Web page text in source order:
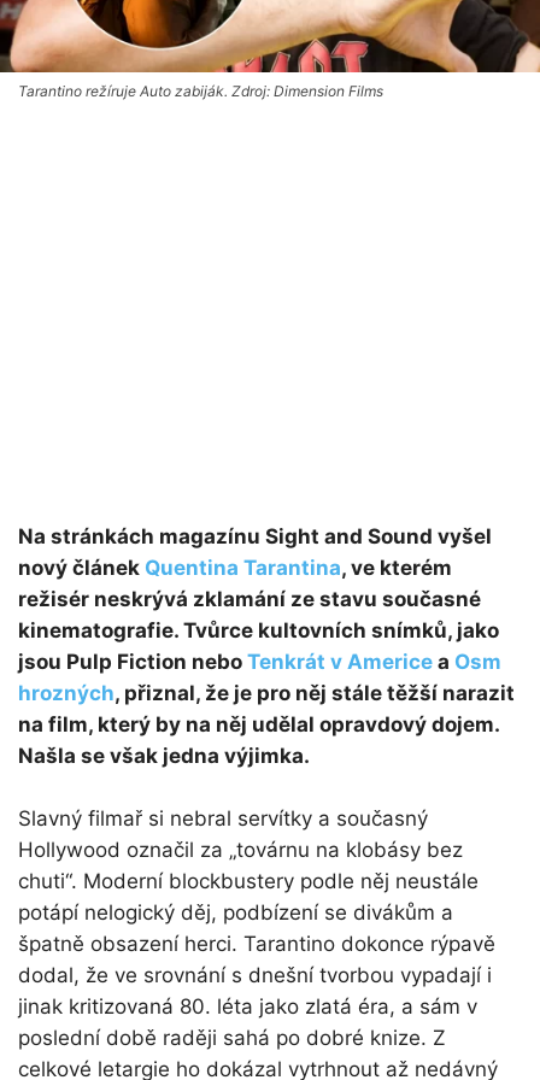
Tarantino režíruje Auto zabiják. Zdroj: Dimension Films
Na stránkách magazínu Sight and Sound vyšel
nový článek Quentina Tarantina, ve kterém
režisér neskrývá zklamání ze stavu současné
kinematografie. Tvůrce kultovních snímků, jako
jsou Pulp Fiction nebo Tenkrát v Americe a Osm
hrozných, přiznal, že je pro něj stále těžší narazit
na film, který by na něj udělal opravdový dojem.
Našla se však jedna výjimka.
Slavný filmař si nebral servítky a současný
Hollywood označil za „továrnu na klobásy bez
chuti“. Moderní blockbustery podle něj neustále
potápí nelogický děj, podbízení se divákům a
špatně obsazení herci. Tarantino dokonce rýpavě
dodal, že ve srovnání s dnešní tvorbou vypadají i
jinak kritizovaná 80. léta jako zlatá éra, a sám v
poslední době raději sahá po dobré knize. Z
celkové letargie ho dokázal vytrhnout až nedávný